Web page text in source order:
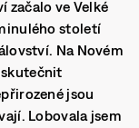
začalo ve Velké
století
Na Novém
jsou
Lobovala jsem